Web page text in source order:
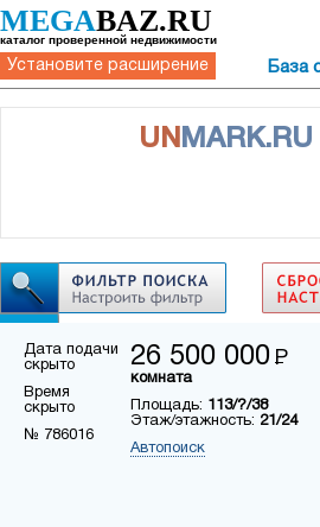
MEGABAZ.RU
каталог проверенной недвижимости
Установите расширение База
UN MARK.RU
Дата подачи
скрыто
Время
скрыто
№ 786016
26 500 000 Р
комната
Площадь: 113/?/38
Этаж/этажность: 21/24
Автопоиск